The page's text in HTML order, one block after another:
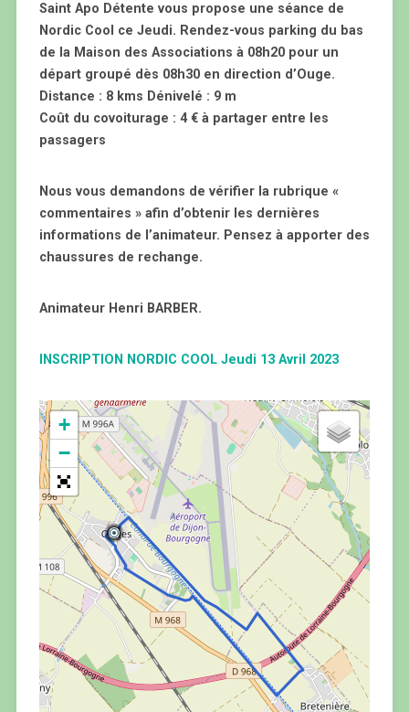
Saint Apo Détente vous propose une séance de
Nordic Cool ce Jeudi. Rendez-vous parking du bas
de la Maison des Associations à 08h20 pour un
départ groupé dès 08h30 en direction d’Ouge.
Distance : 8 kms Dénivelé : 9 m
Coût du covoiturage : 4 € à partager entre les
passagers
Nous vous demandons de vérifier la rubrique «
commentaires » afin d’obtenir les dernières
informations de l’animateur. Pensez à apporter des
chaussures de rechange.
Animateur Henri BARBER.
INSCRIPTION NORDIC COOL Jeudi 13 Avril 2023
+
−